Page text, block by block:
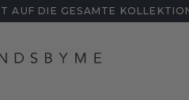
AUF DIE GESAMTE